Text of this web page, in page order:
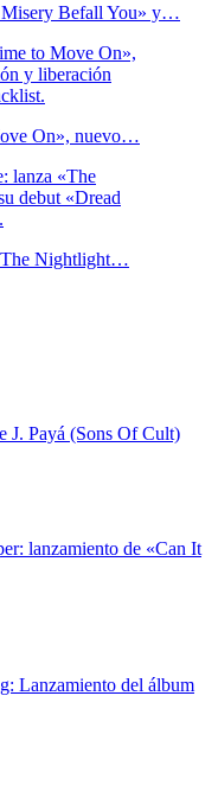
Misery Befall You» y…
On», nuevo…
Nightlight…
J. Payá (Sons Of Cult)
lanzamiento de «Can It
Lanzamiento del álbum